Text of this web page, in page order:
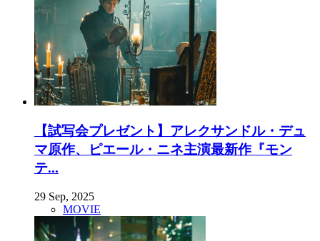
【試写会プレゼント】アレクサンドル・デュ
マ原作、ピエール・ニネ主演最新作『モン
テ...
29 Sep, 2025
MOVIE